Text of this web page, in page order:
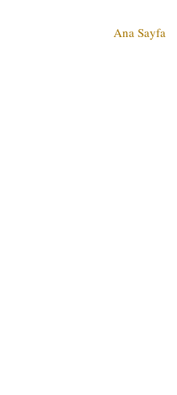
Ana Sayfa